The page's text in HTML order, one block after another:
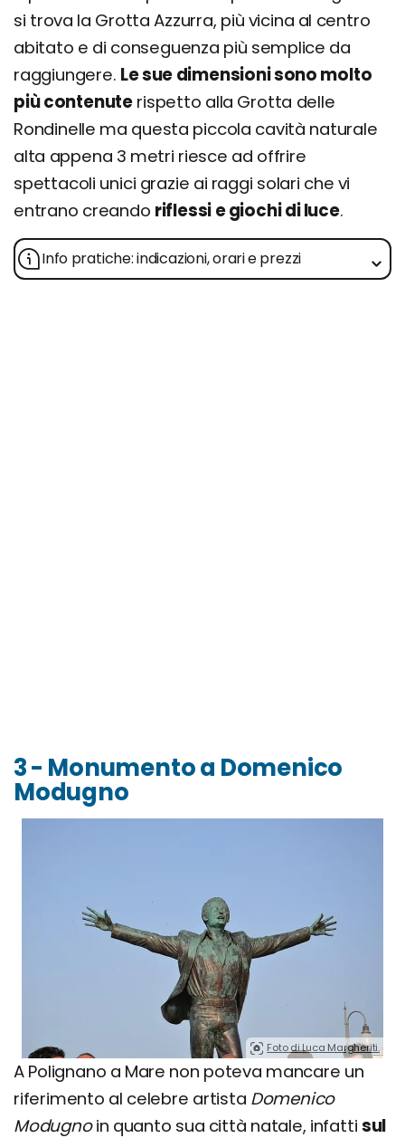
si trova la Grotta Azzurra, più vicina al centro
abitato e di conseguenza più semplice da
raggiungere. Le sue dimensioni sono molto
più contenuterispetto alla Grotta delle
Rondinelle ma questa piccola cavità naturale
alta appena 3 metri riesce ad offrire
spettacoli unici grazie ai raggi solari che vi
entrano creando riflessi e giochi di luce.
Info pratiche: indicazioni, orari e prezzi
3 - Monumento a Domenico
Modugno
Foto di Luca Margheriti.
A Polignano a Mare non poteva mancare un
riferimento al celebre artista Domenico
Modugnoin quanto sua città natale, infatti sul